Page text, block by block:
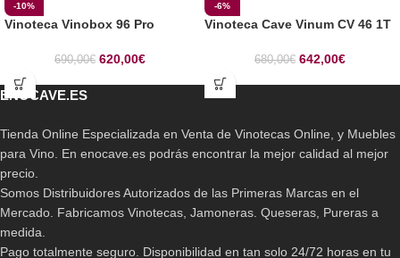
-10%
Vinoteca Vinobox 96 Pro
690,00€ 620,00€
-6%
Vinoteca Cave Vinum CV 46 1T
680,00€ 642,00€
ENOCAVE.ES
Tienda Online Especializada en Venta de Vinotecas Online, y Muebles
para Vino. En enocave.es podrás encontrar la mejor calidad al mejor
precio.
Somos Distribuidores Autorizados de las Primeras Marcas en el
Mercado. Fabricamos Vinotecas, Jamoneras. Queseras, Pureras a
medida.
Pago totalmente seguro. Disponibilidad en tan solo 24/72 horas en tu